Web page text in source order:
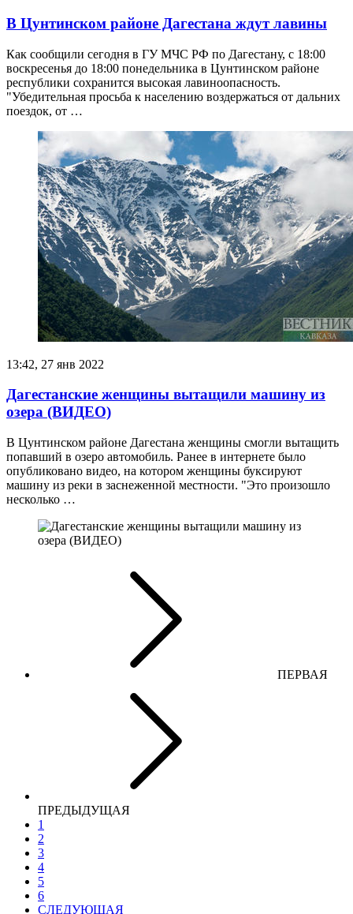
В Цунтинском районе Дагестана ждут лавины
Как сообщили сегодня в ГУ МЧС РФ по Дагестану, с 18:00
воскресенья до 18:00 понедельника в Цунтинском районе
республики сохранится высокая лавиноопасность.
"Убедительная просьба к населению воздержаться от дальних
поездок, от …
13:42, 27 янв 2022
Дагестанские женщины вытащили машину из
озера (ВИДЕО)
В Цунтинском районе Дагестана женщины смогли вытащить
попавший в озеро автомобиль. Ранее в интернете было
опубликовано видео, на котором женщины буксируют
машину из реки в заснеженной местности. "Это произошло
несколько …
ПЕРВАЯ
ПРЕДЫДУЩАЯ
1
2
3
4
5
6
СЛЕДУЮЩАЯ